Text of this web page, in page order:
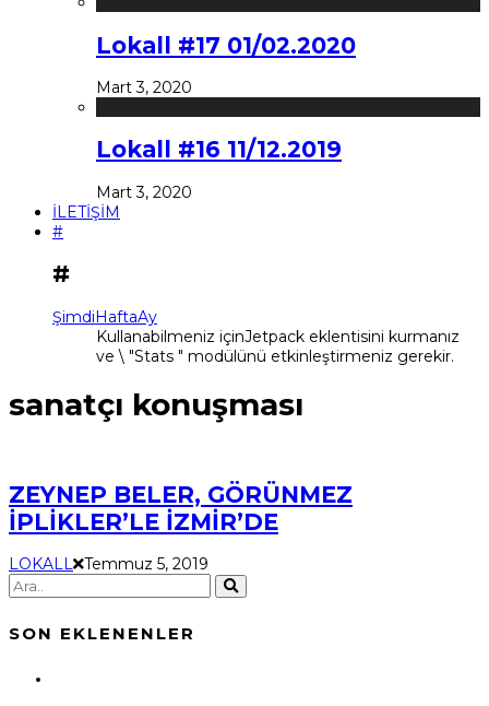
Lokall #17 01/02.2020
Mart 3, 2020
Lokall #16 11/12.2019
Mart 3, 2020
İLETİŞİM
#
#
ŞimdiHaftaAy
Kullanabilmeniz içinJetpack eklentisini kurmanız
ve \ "Stats " modülünü etkinleştirmeniz gerekir.
sanatçı konuşması
ZEYNEP BELER, GÖRÜNMEZ
İPLİKLER’LE İZMİR’DE
LOKALL Temmuz 5, 2019
SON EKLENENLER